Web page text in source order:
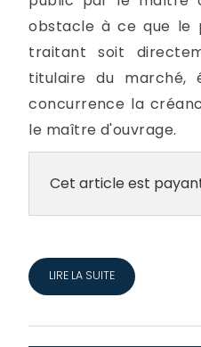
obstacle à ce que le
traitant soit
titulaire du marché,
concurrence la
le maître d'ouvrage.
Cet article est
LIRE LA SUITE